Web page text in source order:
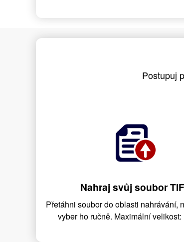
Postupuj
Nahraj svůj soubor
Přetáhni soubor do oblasti nahrávání,
vyber ho ručně. Maximální velikost: